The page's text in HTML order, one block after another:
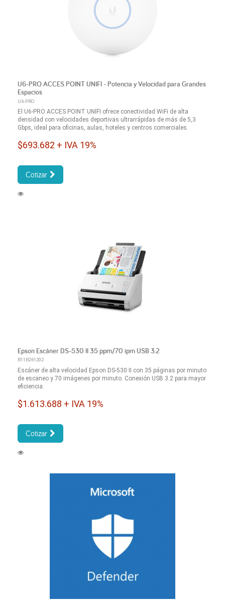
U6-PRO ACCES POINT UNIFI - Potencia y Velocidad para Grandes
Espacios
U6-PRO
El U6-PRO ACCES POINT UNIFI ofrece conectividad WiFi de alta
densidad con velocidades deportivas ultrarrápidas de más de 5,3
Gbps, ideal para oficinas, aulas, hoteles y centros comerciales.
$693.682 + IVA 19%
Cotizar
Epson Escáner DS-530 II 35 ppm/70 ipm USB 3.2
B11B261202
Escáner de alta velocidad Epson DS-530 II con 35 páginas por minuto
de escaneo y 70 imágenes por minuto. Conexión USB 3.2 para mayor
eficiencia.
$1.613.688 + IVA 19%
Cotizar